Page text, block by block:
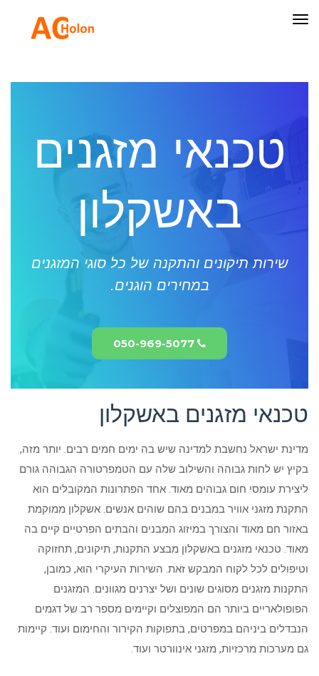
תפריט
טכנאי מזגנים
באשקלון
שירות תיקונים והתקנה של כל סוגי המזגנים
במחירים הוגנים.
050-969-5077
טכנאי מזגנים באשקלון
מדינת ישראל נחשבת למדינה שיש בה ימים חמים רבים. יותר מזה,
בקיץ יש לחות גבוהה והשילוב שלה עם הטמפרטורה הגבוהה גורם
ליצירת עומסי חום גבוהים מאוד. אחד הפתרונות המקובלים הוא
התקנת מזגני אוויר במבנים בהם שוהים אנשים. אשקלון ממוקמת
באזור חם מאוד והצורך במיזוג המבנים והבתים הפרטיים קיים בה
מאוד. טכנאי מזגנים באשקלון מבצע התקנות, תיקונים, תחזוקה
וטיפולים לכל לקוח המבקש זאת. השירות העיקרי הוא, כמובן,
התקנות מזגנים מסוגים שונים ושל יצרנים מגוונים. המזגנים
הפופולאריים ביותר הם המפוצלים וקיימים מספר רב של דגמים
הנבדלים ביניהם במפרטים, בתפוקות הקירור והחימום ועוד. קיימות
גם מערכות מרכזיות, מזגני אינוורטר ועוד.